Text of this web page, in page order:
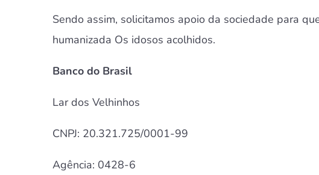
Sendo assim, solicitamos apoio da sociedade para
humanizada Os idosos acolhidos.
Banco do Brasil
Lar dos Velhinhos
CNPJ: 20.321.725/0001-99
Agência: 0428-6